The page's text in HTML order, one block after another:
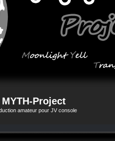
MYTH-Project
amateur pour JV console